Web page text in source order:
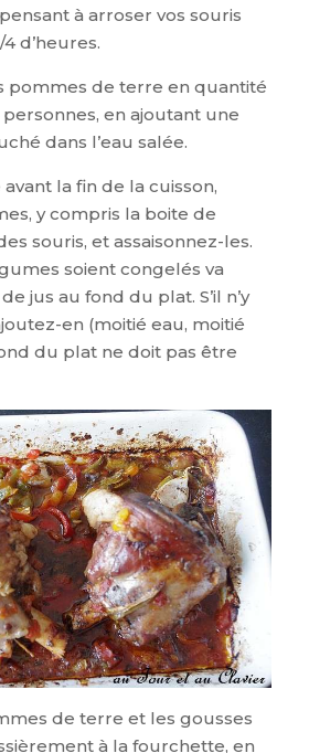
à arroser vos souris
d’heures.
pommes de terre en quantité
en ajoutant une
dans l’eau salée.
la fin de la cuisson,
y compris la boite de
souris, et assaisonnez-les.
soient congelés va
jus au fond du plat. S’il n’y
en (moitié eau, moitié
du plat ne doit pas être
de terre et les gousses
à la fourchette, en